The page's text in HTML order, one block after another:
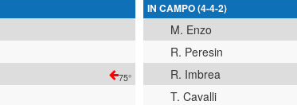
75°
IN CAMPO (4-4-2)
M. Enzo
R. Peresin
R. Imbrea
T. Cavalli